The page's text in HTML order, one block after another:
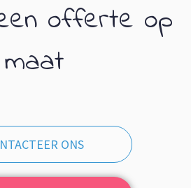
offerte op
maat
ONS